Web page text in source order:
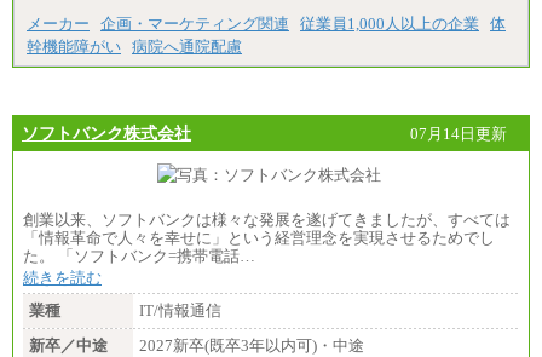
メーカー
企画・マーケティング関連 従業員1,000人以上の企業
体
幹機能障がい 病院へ通院配慮
ソフトバンク株式会社 07月14日更新
創業以来、ソフトバンクは様々な発展を遂げてきましたが、すべては
「情報革命で人々を幸せに」という経営理念を実現させるためでし
た。 「ソフトバンク=携帯電話…
続きを読む
業種
IT/情報通信
新卒／中途
2027新卒(既卒3年以内可)・中途